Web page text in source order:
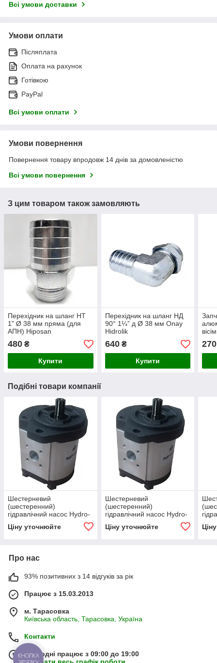
Всі умови доставки
Умови оплати
Післяплата
Оплата на рахунок
Готівкою
PayPal
Всі умови оплати
Умови повернення
Повернення товару впродовж 14 днів за домовленістю
Всі умови повернення
З цим товаром також замовляють
Перехідник на шланг НТ
1" Ø 38 мм пряма (для
АПН) Hiposan
480 ₴
Купити
Перехідник на шланг НД
90° 1¼” д Ø 38 мм Onay
Hidrolik
640₴
Купити
270
Подібні товари компанії
Шестерневий
(шестеренний)
гідравлічний насос Hydro-
Ціну уточнюйте
Шестерневий
(шестеренний)
гідравлічний насос Hydro-
Ціну уточнюйте
Про нас
93% позитивних з 14 відгуків за рік
Працює з 15.03.2013
м. Тарасовка
Київська область, Тарасовка, Україна
Контакти
Сьогодні працює з 09:00 до 19:00
Показати весь графік роботи
КНОПКА